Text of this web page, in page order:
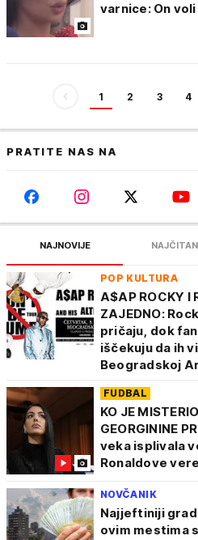
varnice: On
1 2 3 4
PRATITE NAS NA
NAJNOVIJE
POP KULTURA
A$AP ROCKY I
ZAJEDNO:
pričaju, dok
iščekuju da ih
Beogradskoj
FUDBAL
KO JE
GEORGININE
veka isplivala
Ronaldove
NOVČANIK
Najjeftiniji
ovim mestima